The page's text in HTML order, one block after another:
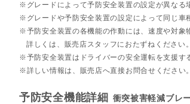
グレードによって予防安全装置の設定が異なる
グレードや予防安全装置の設定によって同じ車
予防安全装置の各機能の作動には、速度や対象
詳しくは、販売店スタッフにおたずねください。
予防安全装置はドライバーの安全運転を支援す
詳しい情報は、販売店へ直接お問合せください。
予防安全機能詳細 衝突被害軽減ブレ